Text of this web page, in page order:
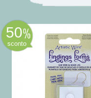
50
sconto